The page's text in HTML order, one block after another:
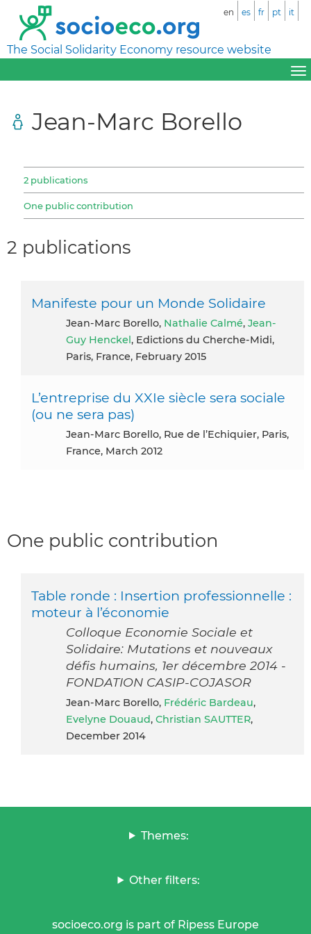
The Social Solidarity Economy resource website
en es fr pt it
Jean-Marc Borello
2 publications
One public contribution
2 publications
Manifeste pour un Monde Solidaire
Jean-Marc Borello, Nathalie Calmé, Jean-
Guy Henckel, Edictions du Cherche-Midi,
Paris, France, February 2015
L’entreprise du XXIe siècle sera sociale
(ou ne sera pas)
Jean-Marc Borello, Rue de l’Echiquier, Paris,
France, March 2012
One public contribution
Table ronde : Insertion professionnelle :
moteur à l’économie
Colloque Economie Sociale et
Solidaire: Mutations et nouveaux
défis humains, 1er décembre 2014 -
FONDATION CASIP-COJASOR
Jean-Marc Borello, Frédéric Bardeau,
Evelyne Douaud, Christian SAUTTER,
December 2014
Themes:
Other filters:
socioeco.org is part of Ripess Europe